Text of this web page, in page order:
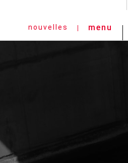
nouvelles menu